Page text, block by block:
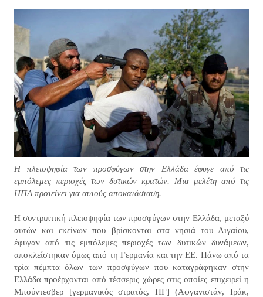
Η πλειοψηφία των προσφύγων στην Ελλάδα έφυγε από τις
εμπόλεμες περιοχές των δυτικών κρατών. Μια μελέτη από τις
ΗΠΑ προτείνει για αυτούς αποκατάσταση.
Η συντριπτική πλειοψηφία των προσφύγων στην Ελλάδα, μεταξύ
αυτών και εκείνων που βρίσκονται στα νησιά του Αιγαίου,
έφυγαν από τις εμπόλεμες περιοχές των δυτικών δυνάμεων,
αποκλείστηκαν όμως από τη Γερμανία και την ΕΕ. Πάνω από τα
τρία πέμπτα όλων των προσφύγων που καταγράφηκαν στην
Ελλάδα προέρχονται από τέσσερις χώρες στις οποίες επιχειρεί η
Μπούντεσβερ [γερμανικός στρατός, ΠΓ] (Αφγανιστάν, Ιράκ,